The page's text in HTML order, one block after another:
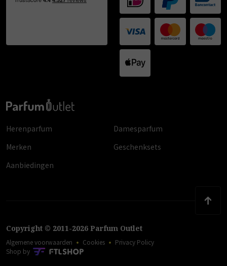
Herenparfum
Damesparfum
Merken
Geschenksets
Aanbiedingen
Copyright © 2011-2026 Parfum Outlet
Algemene voorwaarden Cookies
Privacy Policy
Shop by